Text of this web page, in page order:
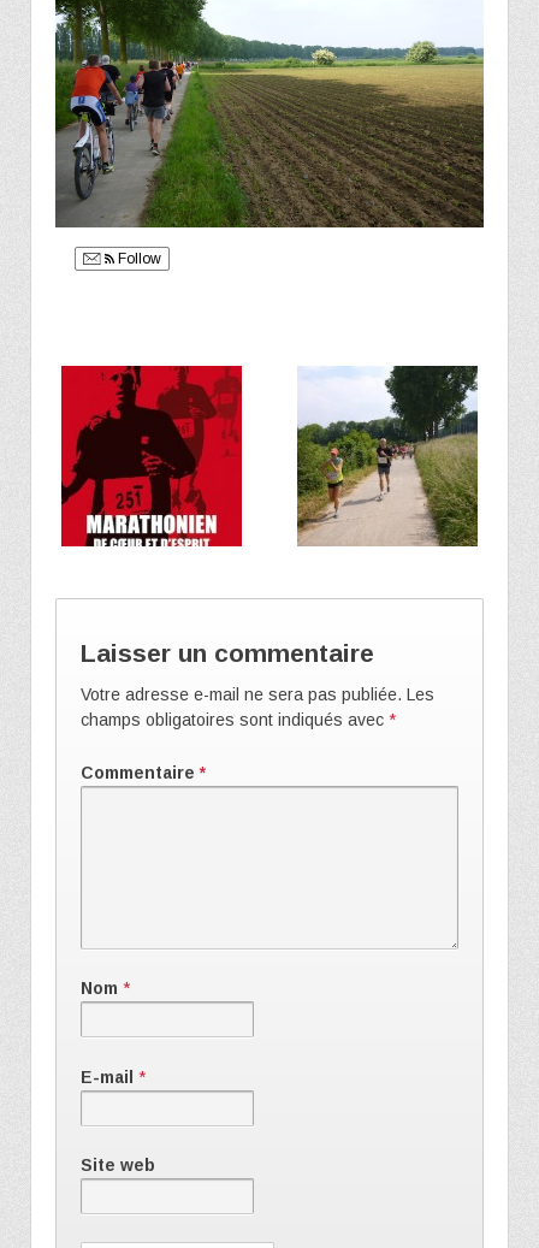
Follow
Laisser un commentaire
Votre adresse e-mail ne sera pas publiée. Les
champs obligatoires sont indiqués avec *
Commentaire *
Nom *
E-mail *
Site web